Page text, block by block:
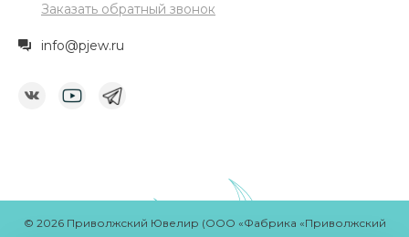
Заказать обратный звонок
info@pjew.ru
© 2026 Приволжский Ювелир (ООО «Фабрика «Приволжский